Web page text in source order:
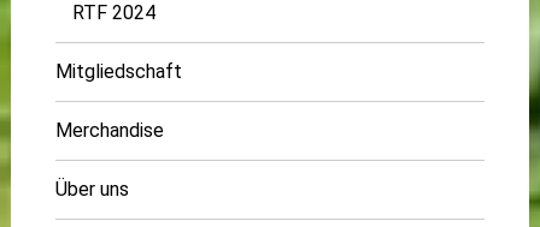
RTF 2024
Mitgliedschaft
Merchandise
Über uns